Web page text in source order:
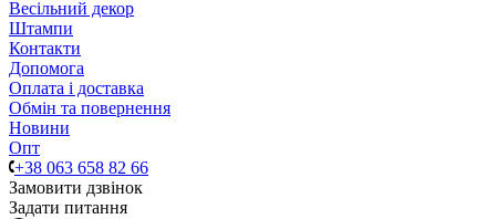
Весільний декор
Штампи
Контакти
Допомога
Оплата і доставка
Обмін та повернення
Новини
Опт
+38 063 658 82 66
Замовити дзвінок
Задати питання